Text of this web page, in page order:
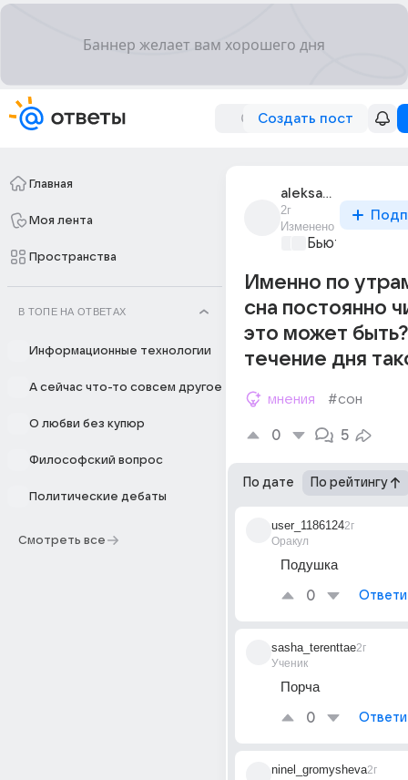
Создать пост
Главная
Моя лента
Пространства
В ТОПЕ НА ОТВЕТАХ
Информационные технологии
А сейчас что-то совсем другое
О любви без купюр
Философский вопрос
Политические дебаты
Смотреть все
aleksa_richi_2
2г
Изменено
Бьютилэнд
Именно по
сна постоянно
это может
течение дня
мнения #сон
0 5
По дате По рейтингу
user_1186124
Оракул
2г
Подушка
0
sasha_terenttae
Ученик
2г
Порча
0
ninel_gromysheva2г